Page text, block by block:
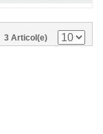
3 Articol(e)